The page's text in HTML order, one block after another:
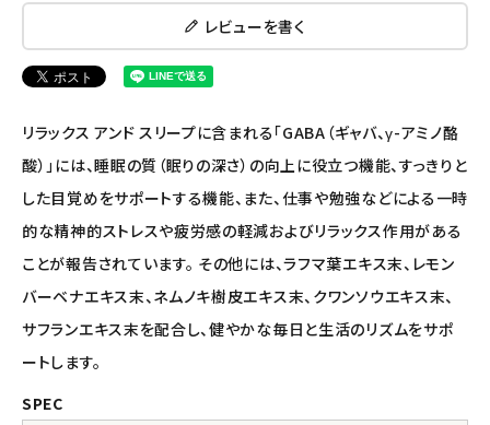
エコメイト
ナチュラプラス
アルマウィン
アルモニベルツ
コラム・スタッフのおすすめ
ご利用ガイド等
アカウント情報
レビューを書く
リラックス アンド スリープに含まれる「GABA（ギャバ、γ-アミノ酪
酸）」には、睡眠の質（眠りの深さ）の向上に役立つ機能、すっきりと
した目覚めをサポートする機能、また、仕事や勉強などによる一時
的な精神的ストレスや疲労感の軽減およびリラックス作用がある
ことが報告されています。 その他には、ラフマ葉エキス末、レモン
バーベナエキス末、ネムノキ樹皮エキス末、クワンソウエキス末、
サフランエキス末を配合し、健やかな毎日と生活のリズムをサポ
ートします。
SPEC